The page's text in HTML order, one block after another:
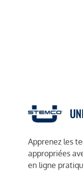
Apprenez les
appropriées
en ligne